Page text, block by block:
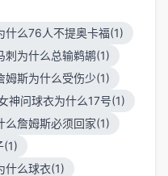
什么76人不提奥卡福(1)
刺为什么总输鹈鹕(1)
姆斯为什么受伤少(1)
神问球衣为什么17号(1)
么詹姆斯必须回家(1)
(1)
什么球衣(1)